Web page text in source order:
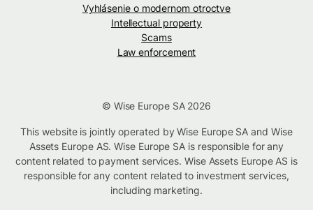
Vyhlásenie o modernom otroctve
Intellectual property
Scams
Law enforcement
© Wise Europe SA 2026
This website is jointly operated by Wise Europe SA and Wise
Assets Europe AS. Wise Europe SA is responsible for any
content related to payment services. Wise Assets Europe AS is
responsible for any content related to investment services,
including marketing.